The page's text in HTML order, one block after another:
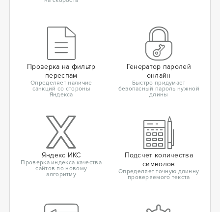
Проверка на фильтр
переспам
Определяет наличие
санкций со стороны
Яндекса
Генератор паролей
онлайн
Быстро придумает
безопасный пароль нужной
длины
Яндекс ИКС
Проверка индекса качества
сайтов по новому
алгоритму
Подсчет количества
символов
Определяет точную длинну
проверяемого текста